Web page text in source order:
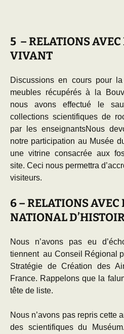
5 – RELATIONS AVEC
VIVANT
Discussions en cours pour
meubles récupérés à la
nous avons effectué le
collections scientifiques de
par les enseignantsNous
notre participation au Musée
une vitrine consacrée aux
site. Ceci nous permettra
visiteurs.
6 – RELATIONS AVEC
NATIONAL
Nous n’avons pas eu
tiennent au Conseil Régional
Stratégie de Création des
France. Rappelons que la
tête de liste.
Nous n’avons pas repris cette
des scientifiques du